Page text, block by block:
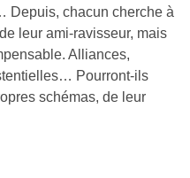
Depuis, chacun cherche à
leur ami-ravisseur, mais
Alliances,
Pourront-ils
schémas, de leur